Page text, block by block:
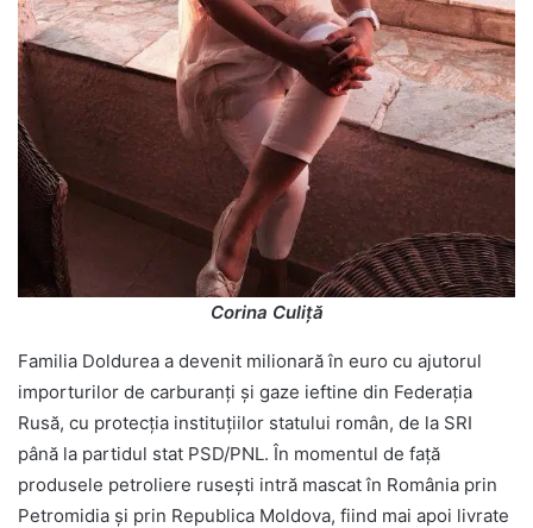
Corina Culiță
Familia Doldurea a devenit milionară în euro cu ajutorul
importurilor de carburanți și gaze ieftine din Federația
Rusă, cu protecția instituțiilor statului român, de la SRI
până la partidul stat PSD/PNL. În momentul de față
produsele petroliere rusești intră mascat în România prin
Petromidia și prin Republica Moldova, fiind mai apoi livrate